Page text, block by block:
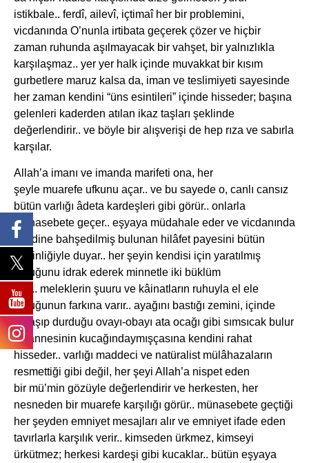
istikbale.. ferdî, ailevî, içtimaî her bir problemini,
vicdanında O’nunla irtibata geçerek çözer ve hiçbir
zaman ruhunda aşılmayacak bir vahşet, bir yalnızlıkla
karşılaşmaz.. yer yer halk içinde muvakkat bir kısım
gurbetlere maruz kalsa da, iman ve teslimiyeti sayesinde
her zaman kendini “üns esintileri” içinde hisseder; başına
gelenleri kaderden atılan ikaz taşları şeklinde
değerlendirir.. ve böyle bir alışverişi de hep rıza ve sabırla
karşılar.
Allah’a imanı ve imanda marifeti ona, her
şeyle muarefe ufkunu açar.. ve bu sayede o, canlı cansız
bütün varlığı âdeta kardeşleri gibi görür.. onlarla
münasebete geçer.. eşyaya müdahale eder ve vicdanında
kendine bahşedilmiş bulunan hilâfet payesini bütün
enginliğiyle duyar.. her şeyin kendisi için yaratılmış
olduğunu idrak ederek minnetle iki büklüm
olur.. meleklerin şuuru ve kâinatların ruhuyla el ele
olduğunun farkına varır.. ayağını bastığı zemini, içinde
dolaşıp durduğu ovayı-obayı ata ocağı gibi sımsıcak bulur
ve annesinin kucağındaymışçasına kendini rahat
hisseder.. varlığı maddeci ve natüralist mülâhazaların
resmettiği gibi değil, her şeyi Allah’a nispet eden
bir mü’min gözüyle değerlendirir ve herkesten, her
nesneden bir muarefe karşılığı görür.. münasebete geçtiği
her şeyden emniyet mesajları alır ve emniyet ifade eden
tavırlarla karşılık verir.. kimseden ürkmez, kimseyi
ürkütmez; herkesi kardeşi gibi kucaklar.. bütün eşyaya